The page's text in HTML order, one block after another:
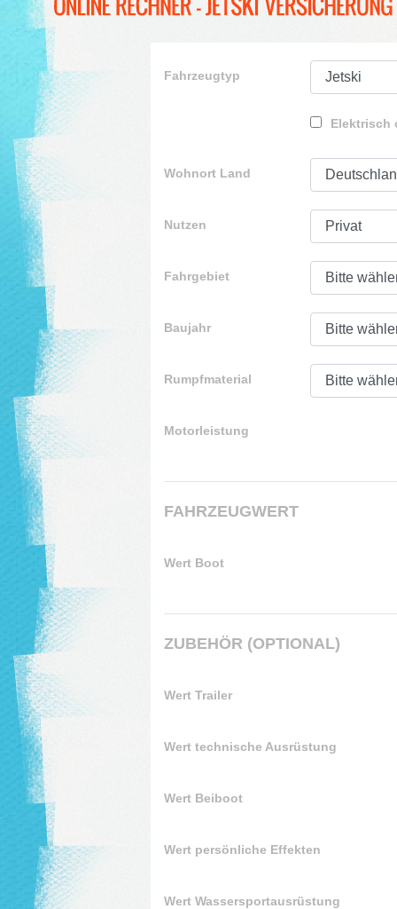
Fahrzeugtyp
Elektrisch
Wohnort Land
Nutzen
Fahrgebiet
Baujahr
Rumpfmaterial
Motorleistung
FAHRZEUGWERT
Wert Boot
ZUBEHÖR (OPTIONAL)
Wert Trailer
Wert technische Ausrüstung
Wert Beiboot
Wert persönliche Effekten
Wert Wassersportausrüstung